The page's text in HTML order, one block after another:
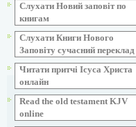
Слухати Новий заповіт по
книгам
Слухати Книги Нового
Заповіту сучасний переклад
Читати притчі Ісуса Христа
онлайн
Read the old testament KJV
online